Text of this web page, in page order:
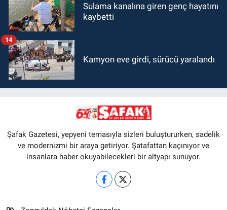
Sulama kanalına giren genç hayatını
kaybetti
Kamyon eve girdi, sürücü yaralandı
14
Şafak Gazetesi, yepyeni temasıyla sizleri buluştururken, sadelik
ve modernizmi bir araya getiriyor. Şatafattan kaçınıyor ve
insanlara haber okuyabilecekleri bir altyapı sunuyor.